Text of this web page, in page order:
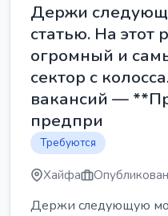
Держи
статью. На этот
огромный и
сектор с
вакансий —
предпри
Требуются
Хайфа
Держи следующую